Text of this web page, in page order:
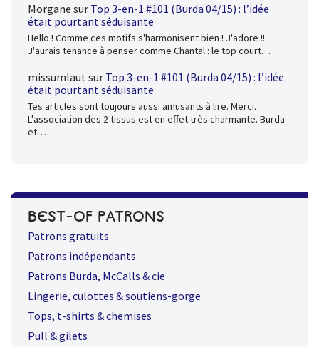
Morgane sur Top 3-en-1 #101 (Burda 04/15) : l’idée
était pourtant séduisante
Hello ! Comme ces motifs s'harmonisent bien ! J'adore !!
J'aurais tenance à penser comme Chantal : le top court…
missumlautsur Top 3-en-1 #101 (Burda 04/15) : l’idée
était pourtant séduisante
Tes articles sont toujours aussi amusants à lire. Merci.
L'association des 2 tissus est en effet très charmante. Burda
et…
BEST-OF PATRONS
Patrons gratuits
Patrons indépendants
Patrons Burda, McCalls & cie
Lingerie, culottes & soutiens-gorge
Tops, t-shirts & chemises
Pull & gilets